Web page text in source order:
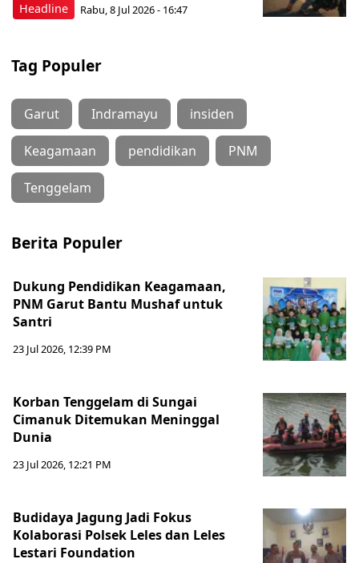
Headline Rabu, 8 Jul 2026 - 16:47
Tag Populer
Garut Indramayu insiden
Keagamaan pendidikan PNM
Tenggelam
Berita Populer
Dukung Pendidikan Keagamaan,
PNM Garut Bantu Mushaf untuk
Santri
23 Jul 2026, 12:39 PM
Korban Tenggelam di Sungai
Cimanuk Ditemukan Meninggal
Dunia
23 Jul 2026, 12:21 PM
Budidaya Jagung Jadi Fokus
Kolaborasi Polsek Leles dan Leles
Lestari Foundation